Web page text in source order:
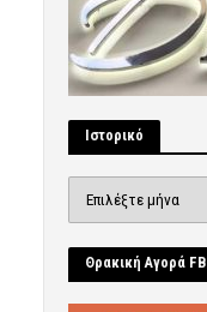
Ιστορικό
Θρακική Αγορά FB